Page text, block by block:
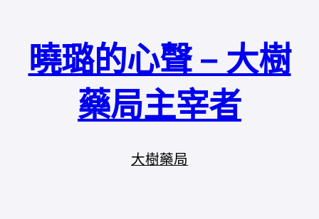
曉璐的心聲 – 大樹
藥局主宰者
大樹藥局